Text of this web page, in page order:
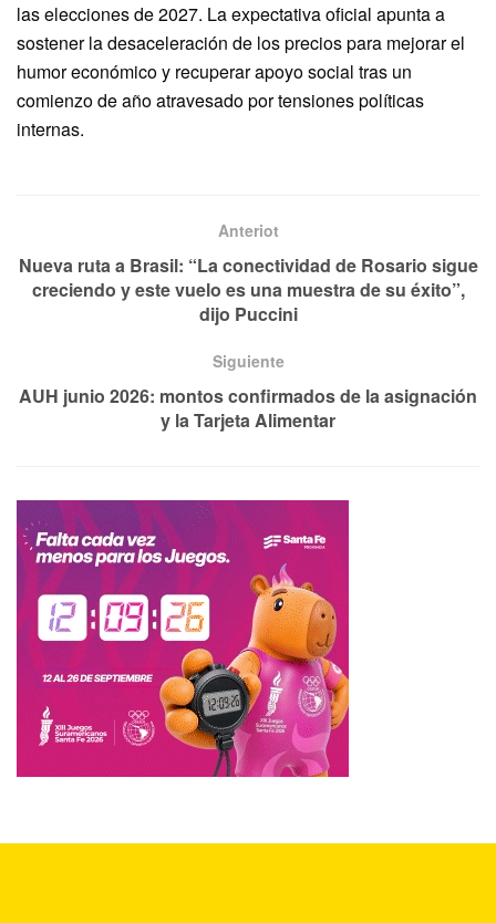
las elecciones de 2027. La expectativa oficial apunta a
sostener la desaceleración de los precios para mejorar el
humor económico y recuperar apoyo social tras un
comienzo de año atravesado por tensiones políticas
internas.
Anteriot
Nueva ruta a Brasil: “La conectividad de Rosario sigue
creciendo y este vuelo es una muestra de su éxito”,
dijo Puccini
Siguiente
AUH junio 2026: montos confirmados de la asignación
y la Tarjeta Alimentar